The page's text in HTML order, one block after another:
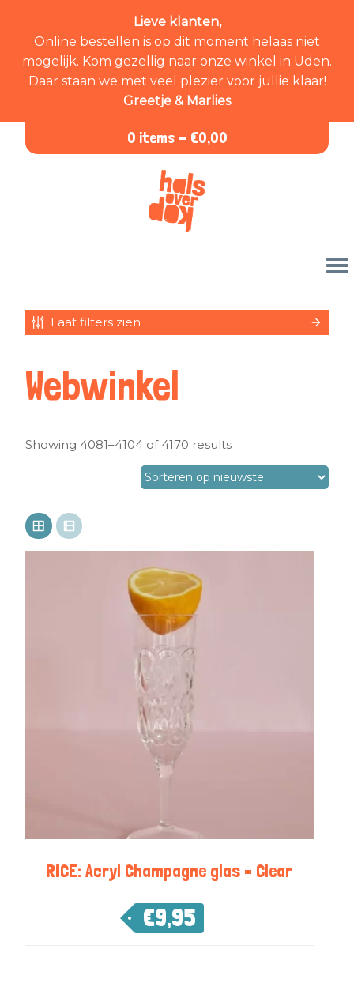
Lieve klanten,
Online bestellen is op dit moment helaas niet
mogelijk. Kom gezellig naar onze winkel in Uden.
Daar staan we met veel plezier voor jullie klaar!
Greetje & Marlies
0 items - €0,00
Laat filters zien
Webwinkel
Showing 4081–4104 of 4170 results
RICE: Acryl Champagne glas – Clear
€9,95